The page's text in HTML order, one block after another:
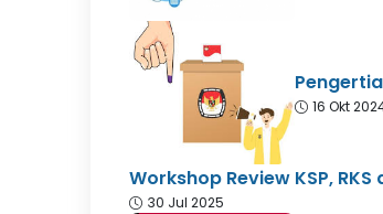
16 Okt
Workshop Review KSP,
30 Jul 2025